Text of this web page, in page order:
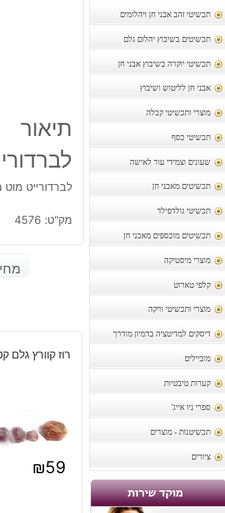
תכשיטי זהב אבני חן ויהלומים
תכשיטים בשיבוץ יהלום גלם
תכשיטי יוקרה בשיבוץ אבני חן
אבני חן לליטוש ושיבוץ
מוצרי ותכשיטי קבלה
תכשיטי כסף
שעונים וצמידי עור לאישה
תכשיטים מאבני חן
תכשיטי גולדפילד
תכשיטים מוכספים מאבני חן
מוצרי מיסטיקה
קלפי טארוט
מוצרי ותכשיטי וויקה
דיסקים למדיטציה בדמיון מודרך
מוביילים
קערות טיבטיות
ספרי ניו אייג'
תכשיטנות - מוצרים
ציורים
תיאור
לברדורייט מוט
מק"ט: 4576
רוז קוורץ גלם
₪59